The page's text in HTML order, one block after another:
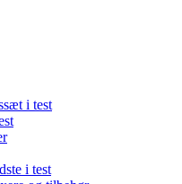
i test
i test